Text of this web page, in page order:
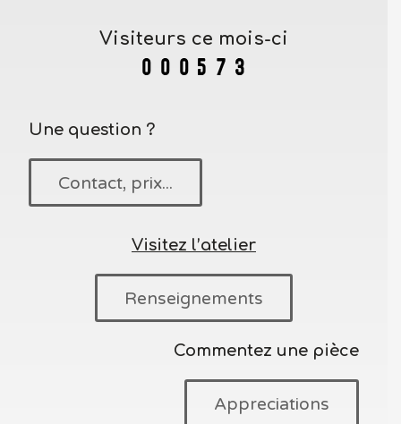
Visiteurs ce mois-ci
Une question ?
Contact, prix...
Visitez l’atelier
Renseignements
Commentez une pièce
Appreciations